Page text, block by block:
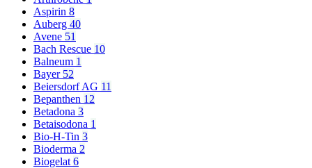
Aspirin 8
Auberg 40
Avene 51
Bach Rescue 10
Balneum 1
Bayer 52
Beiersdorf AG 11
Bepanthen 12
Betadona 3
Betaisodona 1
Bio-H-Tin 3
Bioderma 2
Biogelat 6